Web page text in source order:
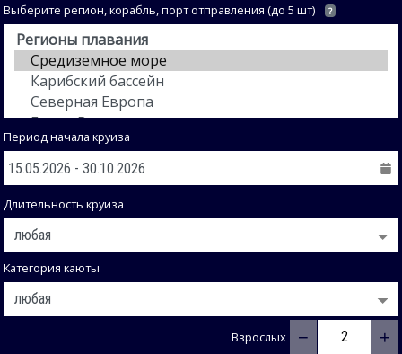
Выберите регион, корабль, порт отправления (до 5 шт) ?
Период начала круиза
Длительность круиза
Категория каюты
Взрослых − +